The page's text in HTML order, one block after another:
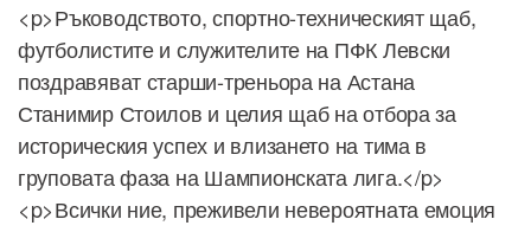
<p>Ръководството, спортно-техническият щаб,
футболистите и служителите на ПФК Левски
поздравяват старши-треньора на Астана
Станимир Стоилов и целия щаб на отбора за
историческия успех и влизането на тима в
груповата фаза на Шампионската лига.</p>
<p>Всички ние, преживели невероятната емоция